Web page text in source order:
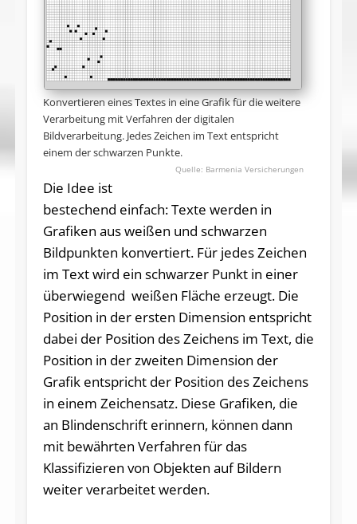
Konvertieren eines Textes in eine Grafik für die weitere
Verarbeitung mit Verfahren der digitalen
Bildverarbeitung. Jedes Zeichen im Text entspricht
einem der schwarzen Punkte.
Barmenia Versicherungen
Die Idee ist
bestechend einfach: Texte werden in
Grafiken aus weißen und schwarzen
Bildpunkten konvertiert. Für jedes Zeichen
im Text wird ein schwarzer Punkt in einer
überwiegend weißen Fläche erzeugt. Die
Position in der ersten Dimension entspricht
dabei der Position des Zeichens im Text, die
Position in der zweiten Dimension der
Grafik entspricht der Position des Zeichens
in einem Zeichensatz. Diese Grafiken, die
an Blindenschrift erinnern, können dann
mit bewährten Verfahren für das
Klassifizieren von Objekten auf Bildern
weiter verarbeitet werden.